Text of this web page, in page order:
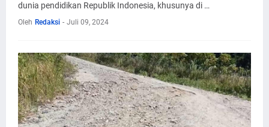
dunia pendidikan Republik Indonesia, khusunya di …
Oleh Redaksi - Juli 09, 2024